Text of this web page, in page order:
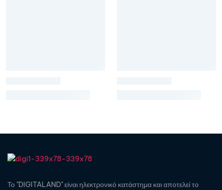
Το "DIGITALAND" είναι ηλεκτρονικό κατάστημα και αποτελεί το